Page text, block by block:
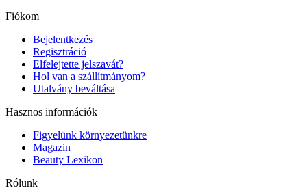
Fiókom
Bejelentkezés
Regisztráció
Elfelejtette jelszavát?
Hol van a szállítmányom?
Utalvány beváltása
Hasznos információk
Figyelünk környezetünkre
Magazin
Beauty Lexikon
Rólunk